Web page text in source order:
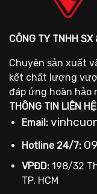
CÔNG TY TNHH
Chuyên sản xuất
kết chất lượng
đáp ứng hoàn hảo
THÔNG TIN LIÊN HỆ
Email:
Hotline 24/7:
VPĐD: 198/32
TP. HCM